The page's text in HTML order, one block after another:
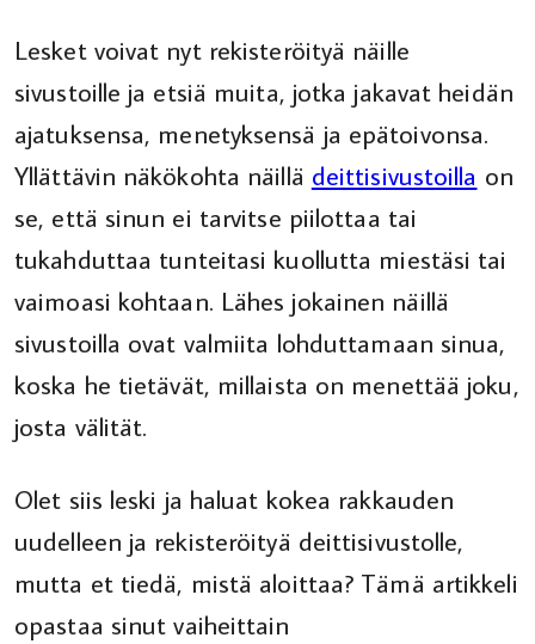
Lesket voivat nyt rekisteröityä näille
sivustoille ja etsiä muita, jotka jakavat heidän
ajatuksensa, menetyksensä ja epätoivonsa.
Yllättävin näkökohta näillä deittisivustoilla on
se, että sinun ei tarvitse piilottaa tai
tukahduttaa tunteitasi kuollutta miestäsi tai
vaimoasi kohtaan. Lähes jokainen näillä
sivustoilla ovat valmiita lohduttamaan sinua,
koska he tietävät, millaista on menettää joku,
josta välität.
Olet siis leski ja haluat kokea rakkauden
uudelleen ja rekisteröityä deittisivustolle,
mutta et tiedä, mistä aloittaa? Tämä artikkeli
opastaa sinut vaiheittain